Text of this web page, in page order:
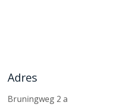
Adres
Bruningweg 2 a